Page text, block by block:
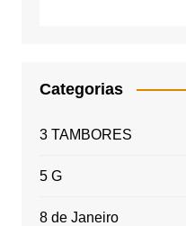
Categorias
3 TAMBORES
5 G
8 de Janeiro